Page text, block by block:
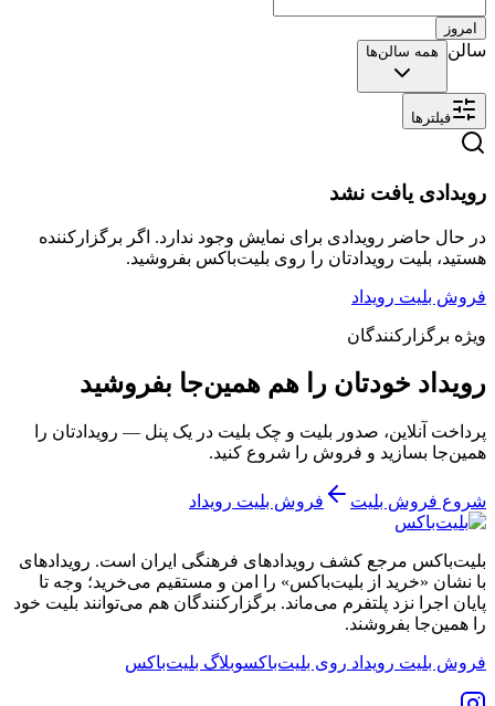
امروز
سالن همه سالن‌ها
فیلترها
رویدادی یافت نشد
در حال حاضر رویدادی برای نمایش وجود ندارد. اگر برگزارکننده
هستید، بلیت رویدادتان را روی بلیت‌باکس بفروشید.
فروش بلیت رویداد
ویژه برگزارکنندگان
رویداد خودتان را هم همین‌جا بفروشید
پرداخت آنلاین، صدور بلیت و چک بلیت در یک پنل — رویدادتان را
همین‌جا بسازید و فروش را شروع کنید.
شروع فروش بلیت فروش بلیت رویداد
بلیت‌باکس مرجع کشف رویدادهای فرهنگی ایران است. رویدادهای
با نشان «خرید از بلیت‌باکس» را امن و مستقیم می‌خرید؛ وجه تا
پایان اجرا نزد پلتفرم می‌ماند. برگزارکنندگان هم می‌توانند بلیت خود
را همین‌جا بفروشند.
فروش بلیت رویداد روی بلیت‌باکسوبلاگ بلیت‌باکس